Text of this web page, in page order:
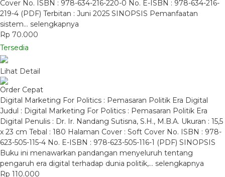
Cover No. ISBN : 978-634-216-220-0 No. E-ISBN : 978-634-216-
219-4 (PDF) Terbitan : Juni 2025 SINOPSIS Pemanfaatan
sistem… selengkapnya
Rp 70.000
Tersedia
Lihat Detail
Order Cepat
Digital Marketing For Politics : Pemasaran Politik Era Digital
Judul : Digital Marketing For Politics : Pemasaran Politik Era
Digital Penulis : Dr. Ir. Nandang Sutisna, S.H., M.B.A. Ukuran : 15,5
x 23 cm Tebal : 180 Halaman Cover : Soft Cover No. ISBN : 978-
623-505-115-4 No. E-ISBN : 978-623-505-116-1 (PDF) SINOPSIS
Buku ini menawarkan pandangan menyeluruh tentang
pengaruh era digital terhadap dunia politik,… selengkapnya
Rp 110.000